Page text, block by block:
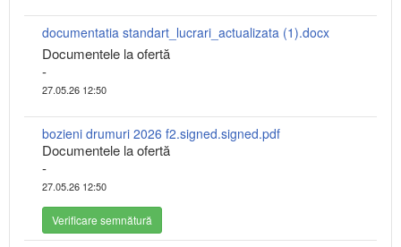
documentatia standart_lucrari_actualizata (1).docx
Documentele la ofertă
-
27.05.26 12:50
bozieni drumuri 2026 f2.signed.signed.pdf
Documentele la ofertă
-
27.05.26 12:50
Verificare semnătură